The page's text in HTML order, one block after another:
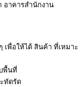
อาคารสำนักงาน
พื่อให้ได้ สินค้า ที่เหมาะ
พื้นที่
ทัดรัด